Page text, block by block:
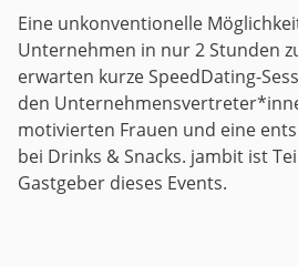
Eine unkonventionelle
Unternehmen in nur 2 Stunden
erwarten kurze SpeedDating-
den
motivierten Frauen und eine
bei Drinks & Snacks. jambit ist
Gastgeber dieses Events.